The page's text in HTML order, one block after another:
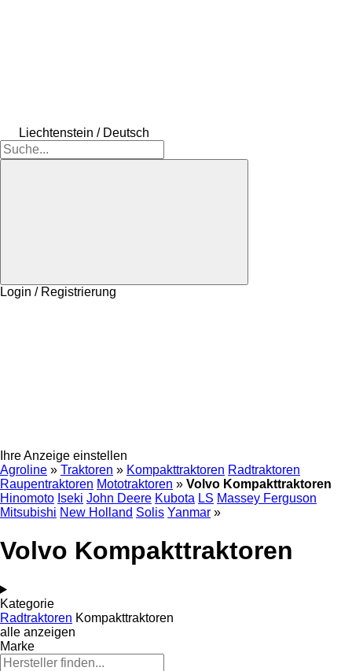
Liechtenstein / Deutsch
Login / Registrierung
Ihre Anzeige einstellen
Agroline » Traktoren » Kompakttraktoren Radtraktoren
Raupentraktoren Mototraktoren » Volvo Kompakttraktoren
Hinomoto Iseki John Deere Kubota LS Massey Ferguson
Mitsubishi New Holland Solis Yanmar »
Volvo Kompakttraktoren
Kategorie
Radtraktoren Kompakttraktoren
alle anzeigen
Marke